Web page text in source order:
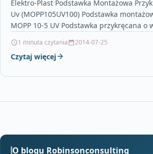
Elektro-Plast Podstawka Montażowa
Uv (MOPP105UV100) Podstawka
MOPP 10-5 UV Podstawka przykręcana o
szybkie i…
1 minuta czytania 2014-07-25
Czytaj więcej
O blogu Robinsonconsulting